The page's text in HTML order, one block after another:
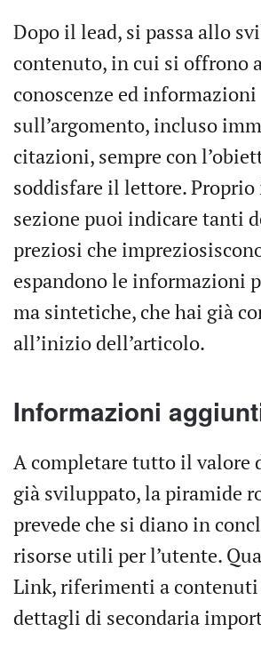
Dopo il lead, si passa allo
contenuto, in cui si offrono
conoscenze ed informazioni
sull’argomento, incluso
citazioni, sempre con
soddisfare il lettore. Proprio
sezione puoi indicare tanti
preziosi che
espandono le informazioni
ma sintetiche, che hai già
all’inizio dell’articolo.
Informazioni
A completare tutto il valore
già sviluppato, la piramide
prevede che si diano in
risorse utili per l’utente.
Link, riferimenti a
dettagli di secondaria